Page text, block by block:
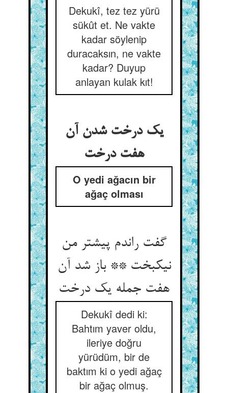
Dekukî, tez tez yürü
sükût et. Ne vakte
kadar söylenip
duracaksın, ne vakte
kadar? Duyup
anlayan kulak kıt!
یک درخت شدن آن
هفت درخت
O yedi ağacın bir
ağaç olması
گفت راندم پیشتر من
نیکبخت ** باز شد آن
هفت جمله یک درخت
Dekukî dedi ki:
Bahtım yaver oldu,
ileriye doğru
yürüdüm, bir de
baktım ki o yedi ağaç
bir ağaç olmuş.